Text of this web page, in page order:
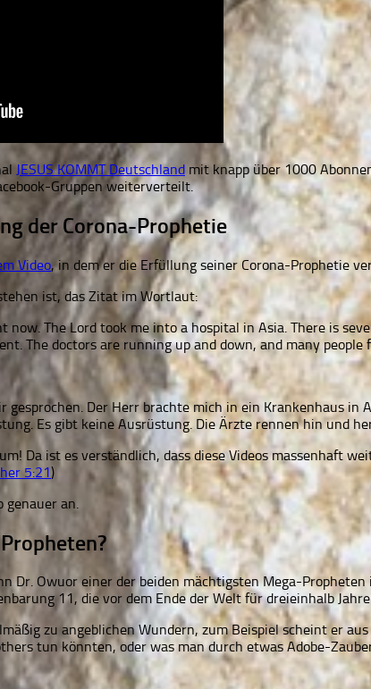
JESUS KOMMT Deutschland mit knapp über 1000
Gruppen weiterverteilt.
der Corona-Prophetie
Video, in dem er die Erfüllung seiner Corona-Prophetie
ist, das Zitat im Wortlaut:
now. The Lord took me into a hospital in Asia. There is
The doctors are running up and down, and many
gesprochen. Der Herr brachte mich in ein Krankenhaus
Es gibt keine Ausrüstung. Die Ärzte rennen hin und
Da ist es verständlich, dass diese Videos massenhaft
5:21)
an.
Dr. Owuor einer der beiden mächtigsten Mega-
11, die vor dem Ende der Welt für dreieinhalb
zu angeblichen Wundern, zum Beispiel scheint er
tun könnten, oder was man durch etwas Adobe-